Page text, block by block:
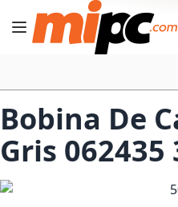
Cambiar Nav
Bobina De
Gris 062435